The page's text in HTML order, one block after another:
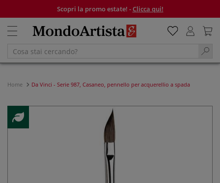
Scopri la promo estate! -Clicca qui!
Home Da Vinci - Serie 987, Casaneo, pennello per acquerellio a spada